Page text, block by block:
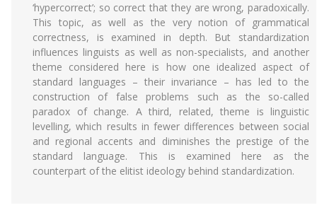
‘hypercorrect’; so correct that they are wrong, paradoxically.
This topic, as well as the very notion of grammatical
correctness, is examined in depth. But standardization
influences linguists as well as non-specialists, and another
theme considered here is how one idealized aspect of
standard languages – their invariance – has led to the
construction of false problems such as the so-called
paradox of change. A third, related, theme is linguistic
levelling, which results in fewer differences between social
and regional accents and diminishes the prestige of the
standard language. This is examined here as the
counterpart of the elitist ideology behind standardization.